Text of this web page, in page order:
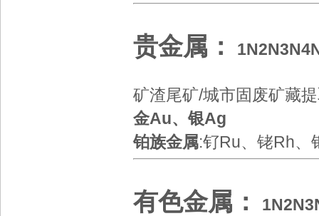
贵金属： 1N2N3N
矿渣尾矿/城市固废矿藏
金Au、银Ag
铂族金属:钌Ru、铑Rh、
有色金属 ： 1N2N